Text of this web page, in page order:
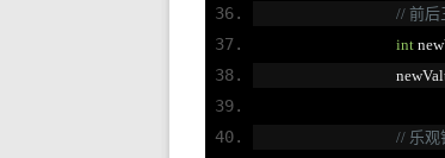
// 前后
int
// 乐观